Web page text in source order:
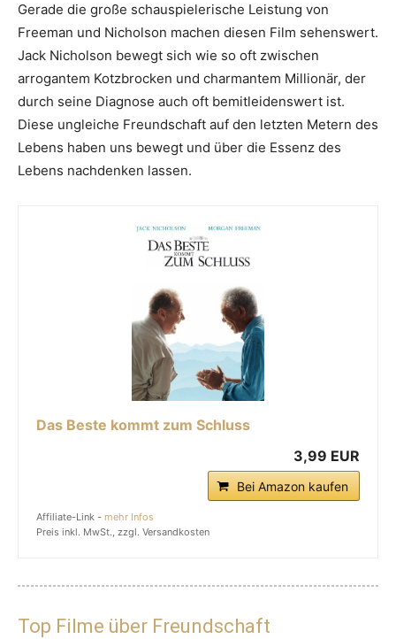
Gerade die große schauspielerische Leistung von
Freeman und Nicholson machen diesen Film sehenswert.
Jack Nicholson bewegt sich wie so oft zwischen
arrogantem Kotzbrocken und charmantem Millionär, der
durch seine Diagnose auch oft bemitleidenswert ist.
Diese ungleiche Freundschaft auf den letzten Metern des
Lebens haben uns bewegt und über die Essenz des
Lebens nachdenken lassen.
Das Beste kommt zum Schluss
3,99 EUR
Bei Amazon kaufen
Affiliate-Link - mehr Infos
Preis inkl. MwSt., zzgl. Versandkosten
Top Filme über Freundschaft